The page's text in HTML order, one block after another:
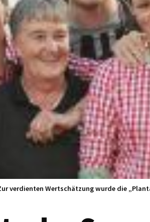
verdienten Wertschätzung wurde die